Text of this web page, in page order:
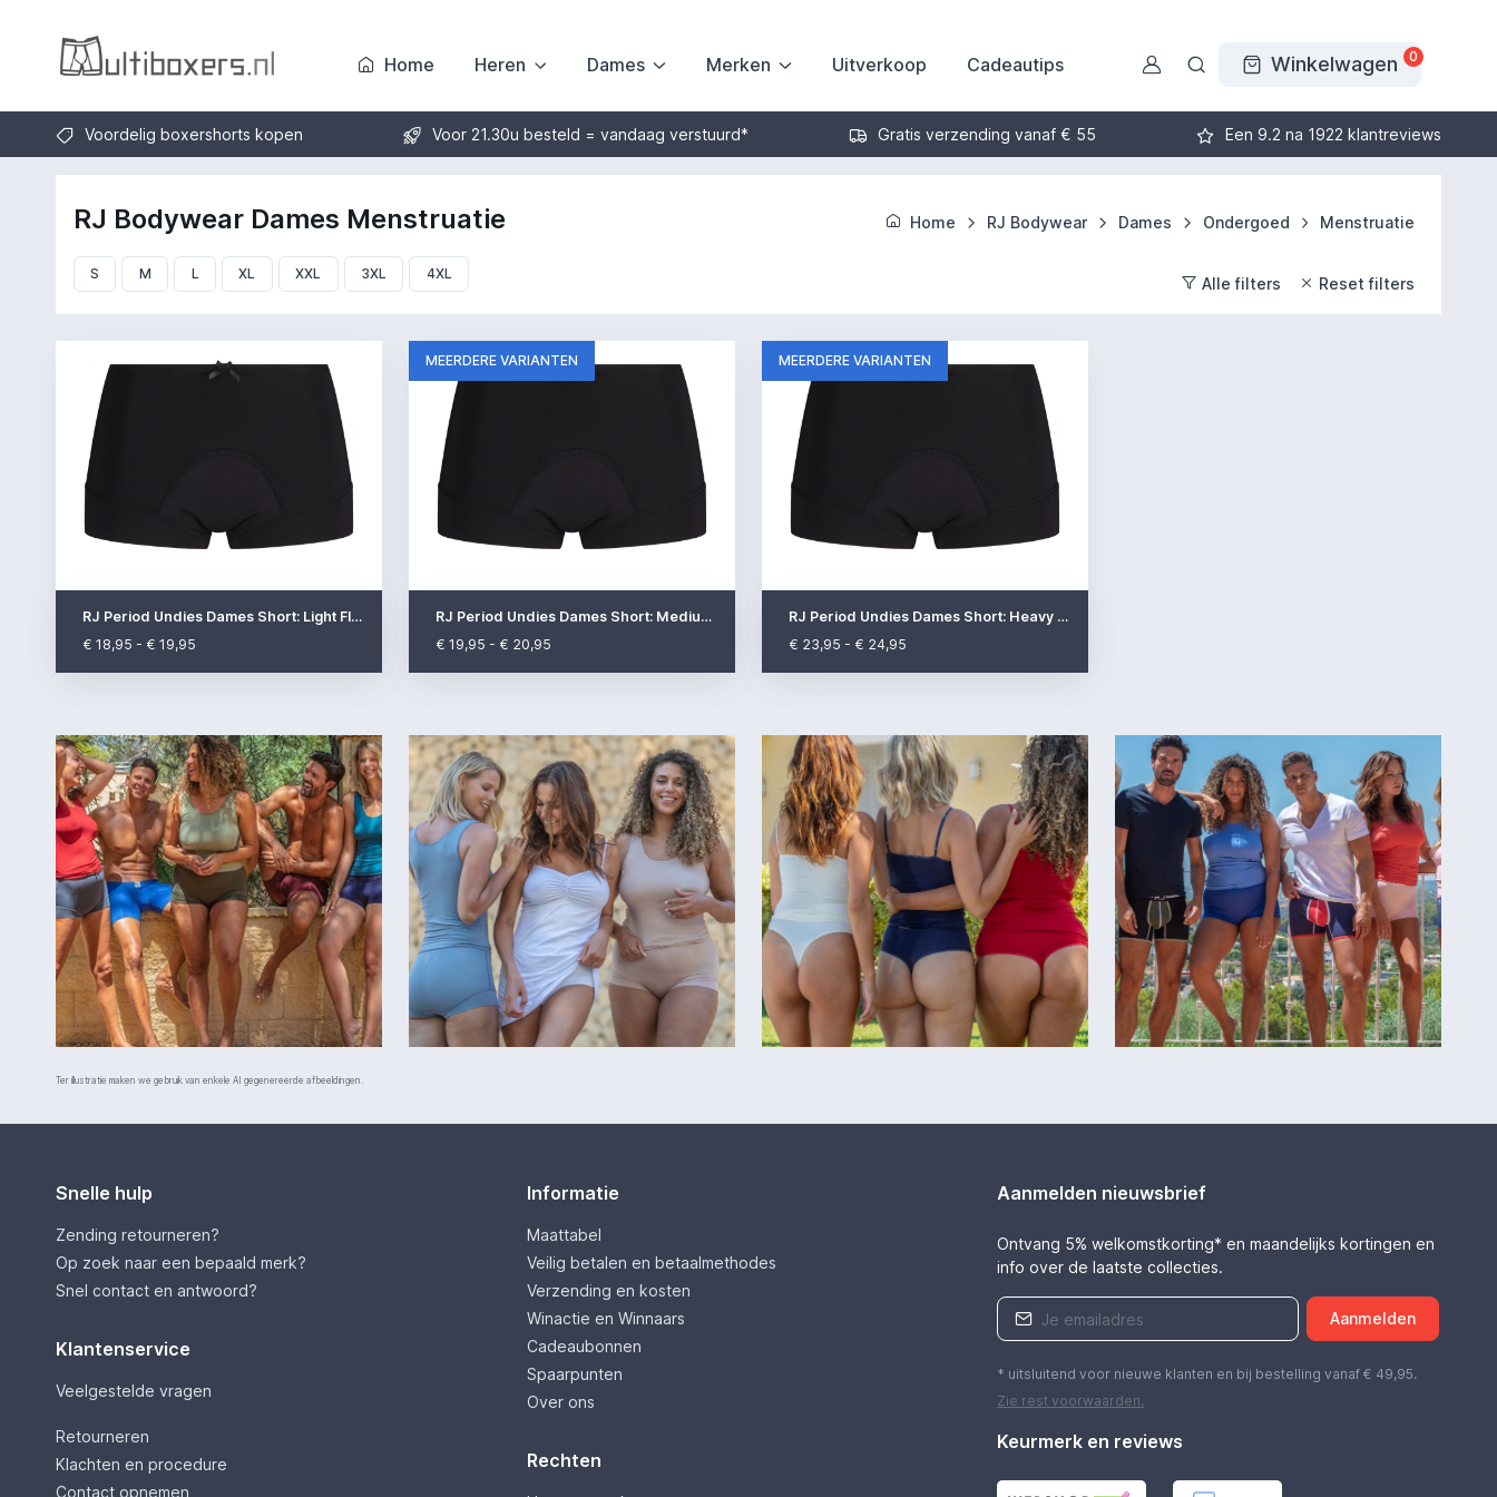
Home Heren Dames Merken Uitverkoop Cadeautips Winkelwagen 0
Voordelig boxershorts kopen Voor 21.30u besteld = vandaag verstuurd* Gratis verzending vanaf € 55 Een 9.2 na 1922 klantreviews
Home RJ Bodywear Dames Ondergoed Menstruatie
RJ Bodywear Dames Menstruatie
S M L XL XXL 3XL 4XL Alle filters Reset filters
RJ Period Undies Dames Short: Light Flow
€ 18,95 - € 19,95
MEERDERE VARIANTEN
RJ Period Undies Dames Short: Medium Flow
€ 19,95 - € 20,95
MEERDERE VARIANTEN
RJ Period Undies Dames Short: Heavy Flow
€ 23,95 - € 24,95
Ter illustratie maken we gebruik van enkele AI gegenereerde afbeeldingen.
Snelle hulp
Zending retourneren?
Op zoek naar een bepaald merk?
Snel contact en antwoord?
Klantenservice
Veelgestelde vragen
Retourneren
Klachten en procedure
Contact opnemen
Informatie
Maattabel
Veilig betalen en betaalmethodes
Verzending en kosten
Winactie en Winnaars
Cadeaubonnen
Spaarpunten
Over ons
Rechten
Aanmelden nieuwsbrief
Ontvang 5% welkomstkorting* en maandelijks kortingen en
info over de laatste collecties.
Aanmelden
* uitsluitend voor nieuwe klanten en bij bestelling vanaf € 49,95.
Zie rest voorwaarden.
Keurmerk en reviews